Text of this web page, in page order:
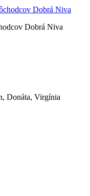
Dobrá Niva
Donáta, Virgínia